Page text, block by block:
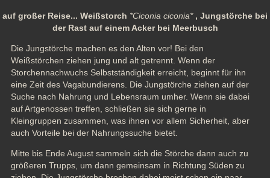
auf großer Reise... Weißstorch *Ciconia ciconia*, Jungstörche bei
der Rast auf einem Acker bei Meerbusch
Die Jungstörche machen es den Alten vor! Bei den
Weißstörchen ziehen jung und alt getrennt. Wenn der
Storchennachwuchs Selbstständigkeit erreicht, beginnt für ihn
eine Zeit des Vagabundierens. Die Jungstörche ziehen auf der
Suche nach Nahrung und Lebensraum umher. Wenn sie dabei
auf Artgenossen treffen, schließen sie sich gerne in
Kleingruppen zusammen, was ihnen vor allem Sicherheit, aber
auch Vorteile bei der Nahrungssuche bietet.
Mitte bis Ende August sammeln sich die Störche dann auch zu
größeren Trupps, um dann gemeinsam in Richtung Süden zu